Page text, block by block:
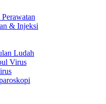
& Injeksi
Ludah
Virus